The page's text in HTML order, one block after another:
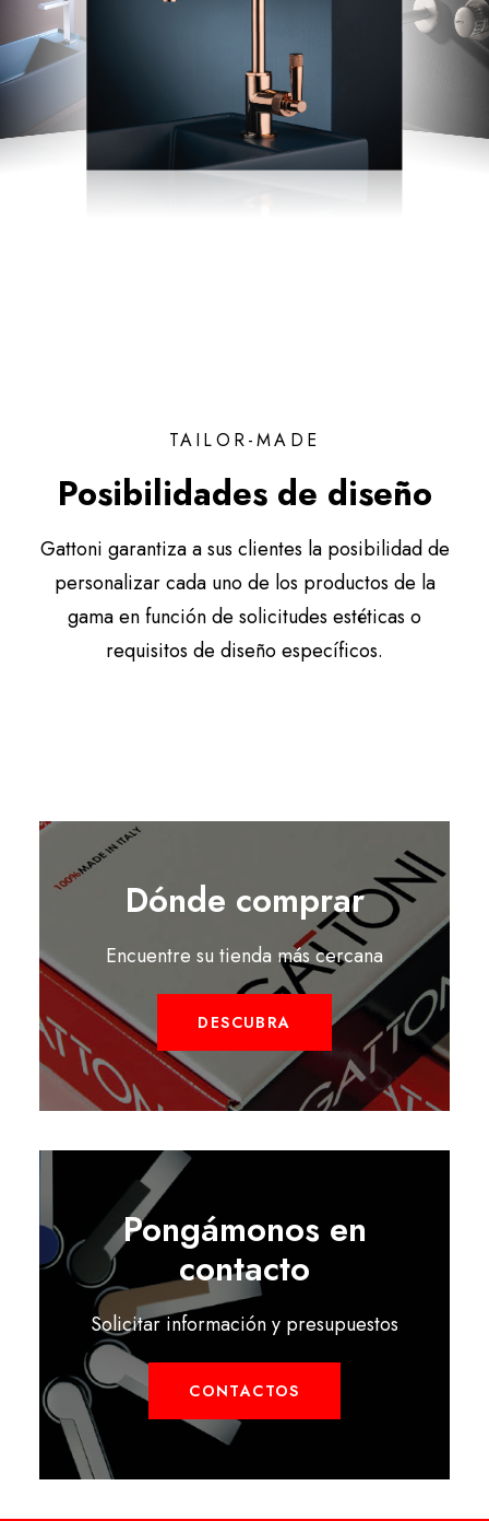
TAILOR-MADE
Posibilidades de diseño
Gattoni garantiza a sus clientes la posibilidad de
personalizar cada uno de los productos de la
gama en función de solicitudes estéticas o
requisitos de diseño específicos.
Dónde comprar
Encuentre su tienda más cercana
DESCUBRA
Pongámonos en
contacto
Solicitar información y presupuestos
CONTACTOS